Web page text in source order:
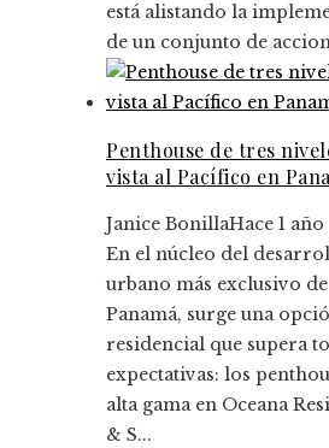
está alistando la
de un conjunto de
Penthouse de tres
vista al Pacífico en
Janice BonillaHace 1 año
En el núcleo del
urbano más exclusivo de
Panamá, surge una
residencial que supera
expectativas: los
alta gama en Oceana
& S...